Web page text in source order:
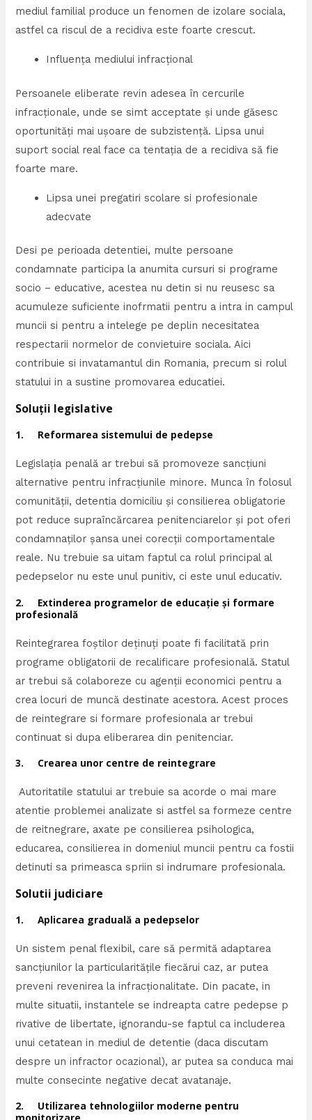
mediul familial produce un fenomen de izolare sociala,
astfel ca riscul de a recidiva este foarte crescut.
Influența mediului infracțional
Persoanele eliberate revin adesea în cercurile
infracționale, unde se simt acceptate și unde găsesc
oportunități mai ușoare de subzistență. Lipsa unui
suport social real face ca tentația de a recidiva să fie
foarte mare.
Lipsa unei pregatiri scolare si profesionale
adecvate
Desi pe perioada detentiei, multe persoane
condamnate participa la anumita cursuri si programe
socio – educative, acestea nu detin si nu reusesc sa
acumuleze suficiente inofrmatii pentru a intra in campul
muncii si pentru a intelege pe deplin necesitatea
respectarii normelor de convietuire sociala. Aici
contribuie si invatamantul din Romania, precum si rolul
statului in a sustine promovarea educatiei.
Soluții legislative
1. Reformarea sistemului de pedepse
Legislația penală ar trebui să promoveze sancțiuni
alternative pentru infracțiunile minore. Munca în folosul
comunității, detentia domiciliu și consilierea obligatorie
pot reduce supraîncărcarea penitenciarelor și pot oferi
condamnaților șansa unei corecții comportamentale
reale. Nu trebuie sa uitam faptul ca rolul principal al
pedepselor nu este unul punitiv, ci este unul educativ.
2. Extinderea programelor de educație și formare
profesională
Reintegrarea foștilor deținuți poate fi facilitată prin
programe obligatorii de recalificare profesională. Statul
ar trebui să colaboreze cu agenții economici pentru a
crea locuri de muncă destinate acestora. Acest proces
de reintegrare si formare profesionala ar trebui
continuat si dupa eliberarea din penitenciar.
3. Crearea unor centre de reintegrare
Autoritatile statului ar trebuie sa acorde o mai mare
atentie problemei analizate si astfel sa formeze centre
de reitnegrare, axate pe consilierea psihologica,
educarea, consilierea in domeniul muncii pentru ca fostii
detinuti sa primeasca spriin si indrumare profesionala.
Solutii judiciare
1. Aplicarea graduală a pedepselor
Un sistem penal flexibil, care să permită adaptarea
sancțiunilor la particularitățile fiecărui caz, ar putea
preveni revenirea la infracționalitate. Din pacate, in
multe situatii, instantele se indreapta catre pedepse p
rivative de libertate, ignorandu-se faptul ca includerea
unui cetatean in mediul de detentie (daca discutam
despre un infractor ocazional), ar putea sa conduca mai
multe consecinte negative decat avatanaje.
2. Utilizarea tehnologiilor moderne pentru